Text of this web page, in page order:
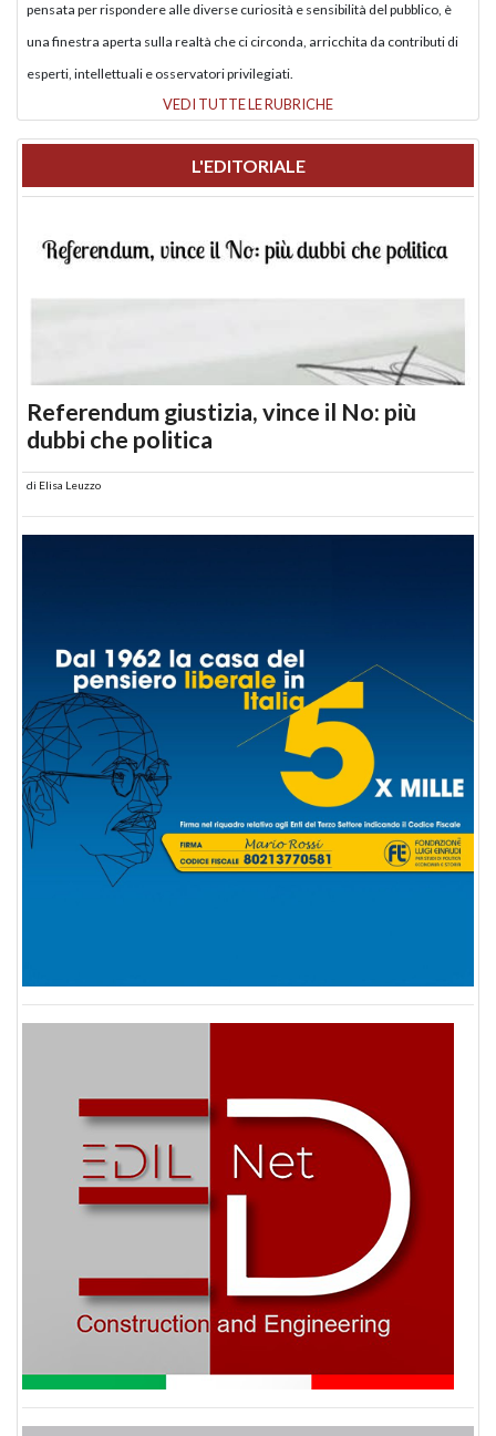
pensata per rispondere alle diverse curiosità e sensibilità del pubblico, è
una finestra aperta sulla realtà che ci circonda, arricchita da contributi di
esperti, intellettuali e osservatori privilegiati.
VEDI TUTTE LE RUBRICHE
L'EDITORIALE
Referendum giustizia, vince il No: più
dubbi che politica
di Elisa Leuzzo